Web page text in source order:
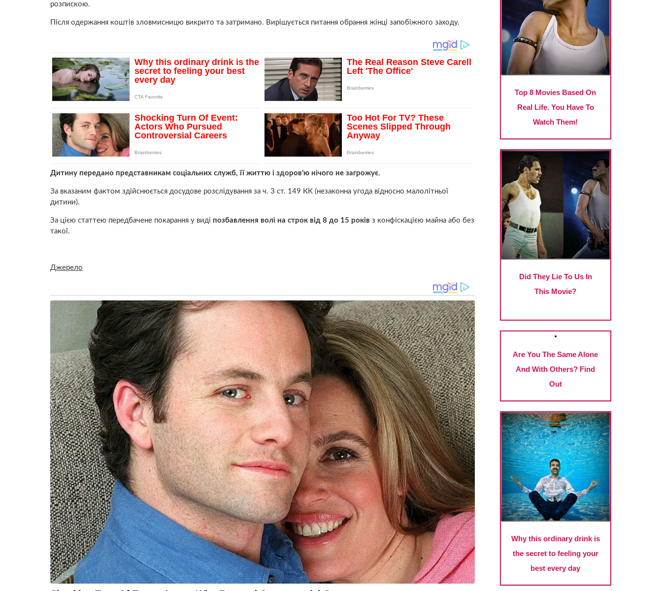
розпискою.
Після одержання коштів зловмисницю викрито та затримано. Вирішується питання обрання жінці запобіжного заходу.
Дитину передано представникам соціальних служб, її життю і здоров’ю нічого не загрожує.
За вказаним фактом здійснюється досудове розслідування за ч. 3 ст. 149 КК (незаконна угода відносно малолітньої
дитини).
За цією статтею передбачене покарання у виді позбавлення волі на строк від 8 до 15 років з конфіскацією майна або без
такої.
Джерело